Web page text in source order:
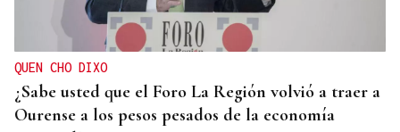
QUEN CHO DIXO
¿Sabe usted que el Foro La Región volvió a traer a
Ourense a los pesos pesados de la economía